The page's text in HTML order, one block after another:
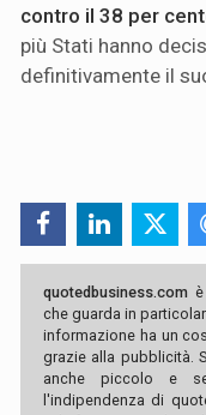
contro il 38 per
più Stati hanno
definitivamente il
quotedbusiness.com
che guarda in
informazione ha un
grazie alla pubblicità.
anche piccolo e
l'indipendenza di